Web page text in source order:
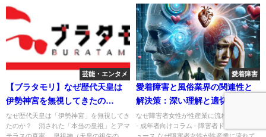
芸能・エンタメ
【ブラタモリ】なぜ歴代天皇は
伊勢神宮を無視してきたの
か？ 消された「本当の皇祖」
とアマテラスの真実
なぜ歴代天皇は「伊勢神宮」を無視してき
たのか？ 消された「本当の皇祖」とアマ
愛着障害
愛着障害と風俗業界の関連性と
解決策：深い理解と適切なサポ
ートの重要性
なぜ障害者女性が性産業に流れていくのか
- 成年者向けコラム - 障害者ドットコムニ